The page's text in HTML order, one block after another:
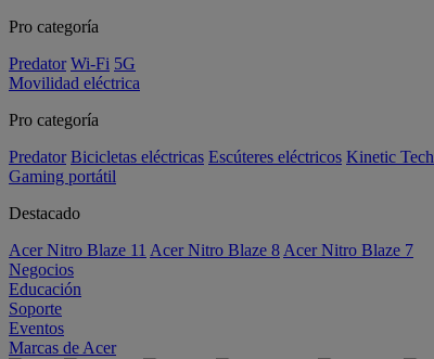
Pro categoría
Predator Wi-Fi 5G
Movilidad eléctrica
Pro categoría
Predator Bicicletas eléctricas Escúteres eléctricos Kinetic Tech
Gaming portátil
Destacado
Acer Nitro Blaze 11 Acer Nitro Blaze 8 Acer Nitro Blaze 7
Negocios
Educación
Soporte
Eventos
Marcas de Acer